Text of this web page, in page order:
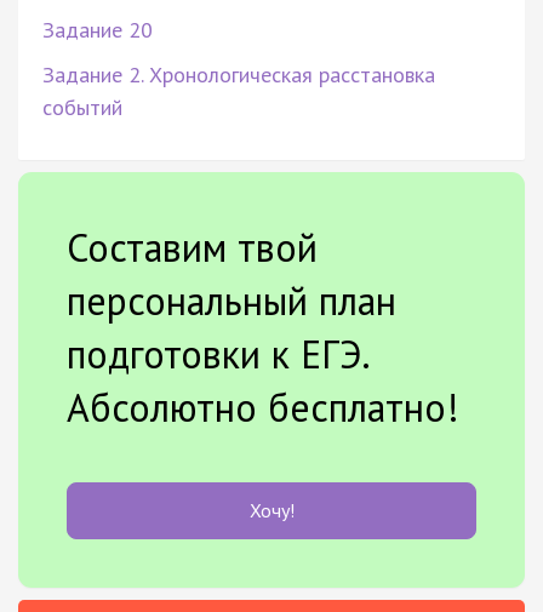
Задание 20
Задание 2. Хронологическая расстановка
событий
Составим твой
персональный план
подготовки к ЕГЭ.
Абсолютно бесплатно!
Хочу!